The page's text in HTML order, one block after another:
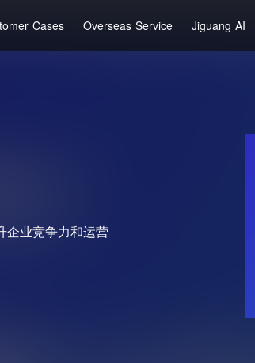
Cases Overseas Service Jiguang AI
企业竞争力和运营